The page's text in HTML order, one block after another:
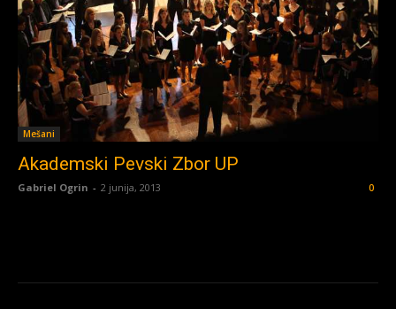
Mešani
Akademski Pevski Zbor UP
Gabriel Ogrin - 2 junija, 2013 0